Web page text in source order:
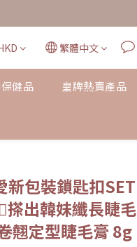
繁體中文
健品 皇牌熱賣產品
新包裝鎖匙扣SET
搽出韓妹纖長睫毛
翹定型睫毛膏 8g